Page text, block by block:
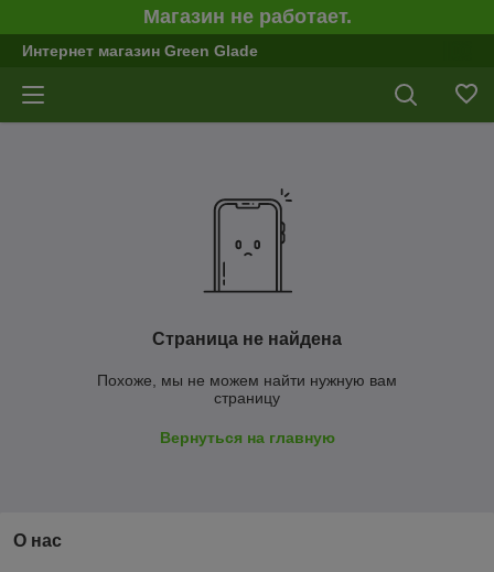
Магазин не работает.
Интернет магазин Green Glade
Страница не найдена
Похоже, мы не можем найти нужную вам
страницу
Вернуться на главную
О нас